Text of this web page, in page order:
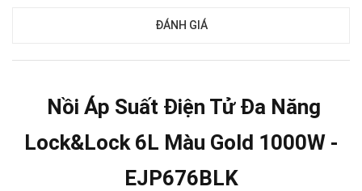
ĐÁNH GIÁ
Nồi Áp Suất Điện Tử Đa Năng
Lock&Lock 6L Màu Gold 1000W -
EJP676BLK